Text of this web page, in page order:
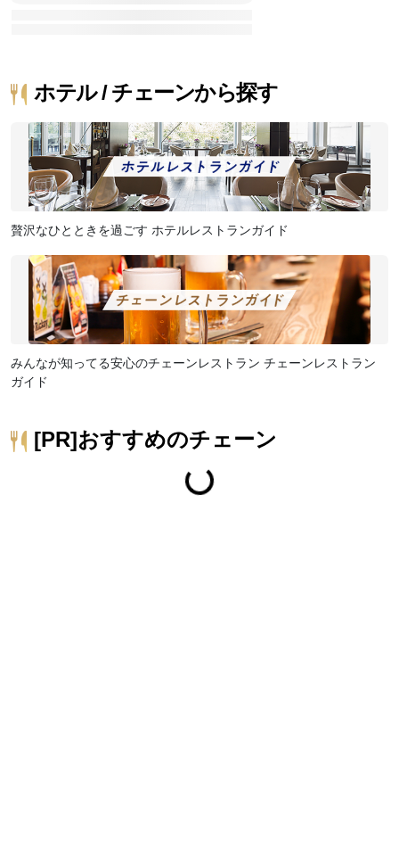
ホテル / チェーンから探す
贅沢なひとときを過ごす ホテルレストランガイド
みんなが知ってる安心のチェーンレストラン チェーンレストラン
ガイド
[PR]おすすめのチェーン
Spinning